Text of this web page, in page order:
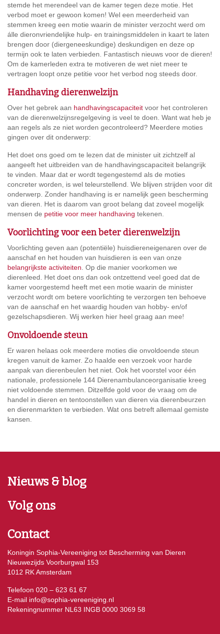
stemde het merendeel van de kamer tegen deze motie. Het
verbod moet er gewoon komen! Wel een meerderheid van
stemmen kreeg een motie waarin de minister verzocht werd om
álle dieronvriendelijke hulp- en trainingsmiddelen in kaart te laten
brengen door (diergeneeskundige) deskundigen en deze op
termijn ook te laten verbieden. Fantastisch nieuws voor de dieren!
Om de kamerleden extra te motiveren de wet niet meer te
vertragen loopt onze petitie voor het verbod nog steeds door.
Handhaving dierenwelzijn
Over het gebrek aan handhavingscapaciteit voor het controleren
van de dierenwelzijnsregelgeving is veel te doen. Want wat heb je
aan regels als ze niet worden gecontroleerd? Meerdere moties
gingen over dit onderwerp:
Het doet ons goed om te lezen dat de minister uit zichtzelf al
aangeeft het uitbreiden van de handhavingscapaciteit belangrijk
te vinden. Maar dat er wordt tegengestemd als de moties
concreter worden, is wel teleurstellend. We blijven strijden voor dit
onderwerp. Zonder handhaving is er namelijk geen bescherming
van dieren. Het is daarom van groot belang dat zoveel mogelijk
mensen de petitie voor meer handhaving tekenen.
Voorlichting voor een beter dierenwelzijn
Voorlichting geven aan (potentiële) huisdiereneigenaren over de
aanschaf en het houden van huisdieren is een van onze
belangrijkste activiteiten. Op die manier voorkomen we
dierenleed. Het doet ons dan ook ontzettend veel goed dat de
kamer voorgestemd heeft met een motie waarin de minister
verzocht wordt om betere voorlichting te verzorgen ten behoeve
van de aanschaf en het waardig houden van hobby- en/of
gezelschapsdieren. Wij werken hier heel graag aan mee!
Onvoldoende steun
Er waren helaas ook meerdere moties die onvoldoende steun
kregen vanuit de kamer. Zo haalde een verzoek voor harde
aanpak van dierenbeulen het niet. Ook het voorstel voor één
nationale, professionele 144 Dierenambulanceorganisatie kreeg
niet voldoende stemmen. Ditzelfde gold voor de vraag om de
handel in dieren en tentoonstellen van dieren via dierenbeurzen
en dierenmarkten te verbieden. Wat ons betreft allemaal gemiste
kansen.
Nieuws & blog
Volg ons
Contact
Koningin Sophia-Vereeniging tot Bescherming van Dieren
Nieuwezijds Voorburgwal 153
1012 RK Amsterdam
Telefoon 020 – 623 61 67
E-mail info@sophia-vereeniging.nl
Rekeningnummer NL63 INGB 0000 3069 58